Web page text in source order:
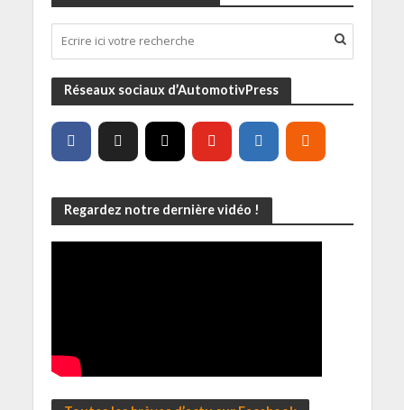
Réseaux sociaux d’AutomotivPress
Regardez notre dernière vidéo !